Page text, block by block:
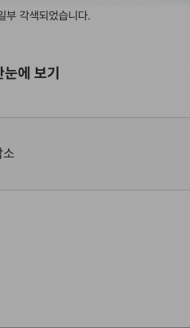
부 각색되었습니다.
에 보기